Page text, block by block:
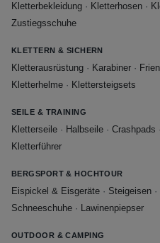
Kletterbekleidung · Kletterhosen ·
Zustiegsschuhe
KLETTERN & SICHERN
Kletterausrüstung · Karabiner ·
Kletterhelme · Klettersteigsets
SEILE & TRAINING
Kletterseile · Halbseile · Crashpads ·
Kletterführer
BERGSPORT & HOCHTOUR
Eispickel & Eisgeräte · Steigeisen ·
Schneeschuhe · Lawinenpiepser
OUTDOOR & CAMPING